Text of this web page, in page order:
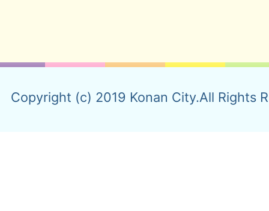
Copyright (c) 2019 Konan City.All Rights